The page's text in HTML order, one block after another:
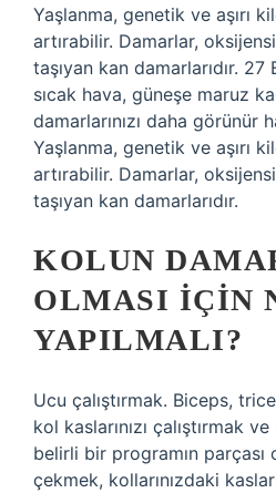
Yaşlanma, genetik ve aşırı
artırabilir. Damarlar,
taşıyan kan damarlarıdır.
sıcak hava, güneşe maruz
damarlarınızı daha görünür
Yaşlanma, genetik ve aşırı
artırabilir. Damarlar,
taşıyan kan damarlarıdır.
KOLUN
OLMASI IÇIN
YAPILMALI?
Ucu çalıştırmak. Biceps,
kol kaslarınızı çalıştırmak
belirli bir programın parçası
çekmek, kollarınızdaki